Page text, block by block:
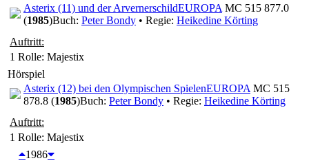
Asterix (11) und der ArvernerschildEUROPA MC 515 877.0
(1985)Buch: Peter Bondy • Regie: Heikedine Körting
Auftritt:
1 Rolle: Majestix
Hörspiel
Asterix (12) bei den Olympischen SpielenEUROPA MC 515
878.8 (1985)Buch: Peter Bondy • Regie: Heikedine Körting
Auftritt:
1 Rolle: Majestix
1986